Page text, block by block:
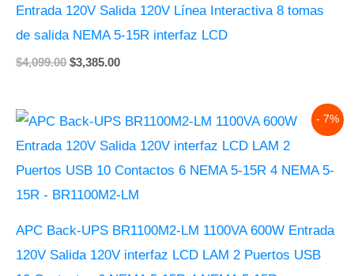
Entrada 120V Salida 120V Línea Interactiva 8 tomas
de salida NEMA 5-15R interfaz LCD
$4,099.00 $3,385.00
- 7%
APC Back-UPS BR1100M2-LM 1100VA 600W Entrada
120V Salida 120V interfaz LCD LAM 2 Puertos USB
Original
was:
Current
is: